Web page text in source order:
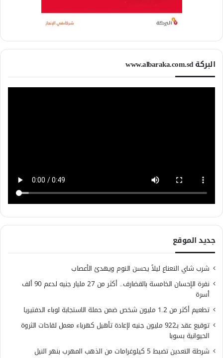
البركة www.albaraka.com.sd
جديد الموقع
شرب شاي النعناع ليلاً يحسن النوم ويهدئ الأعصاب
نفرة الإحسان الخامسة بالقضارف.. أكثر من 27 مليار جنيه لدعم 90 ألف
أسرة
تطعيم أكثر من 1.2 مليون شخص ضمن حملة الاستجابة لوباء الدفتيريا
توقيع عقد بـ922 مليون جنيه لإعادة تأهيل كهرباء معمل لقاحات الثروة
الحيوانية بسوبا
شرطة التعدين تضبط 5 كيلوغرامات من الذهب المهرب بنهر النيل